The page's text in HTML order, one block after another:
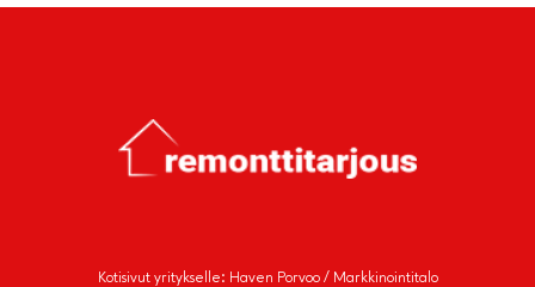
Kotisivut yritykselle: Haven Porvoo / Markkinointitalo